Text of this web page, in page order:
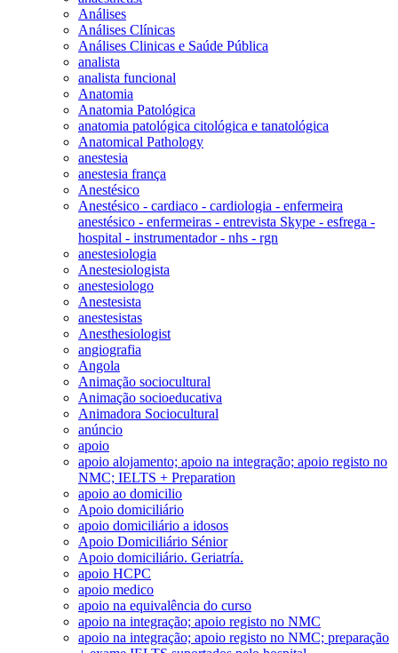
Análises
Análises Clínicas
Análises Clinicas e Saúde Pública
analista
analista funcional
Anatomia
Anatomia Patológica
anatomia patológica citológica e tanatológica
Anatomical Pathology
anestesia
anestesia frança
Anestésico
Anestésico - cardiaco - cardiologia - enfermeira
anestésico - enfermeiras - entrevista Skype - esfrega -
hospital - instrumentador - nhs - rgn
anestesiologia
Anestesiologista
anestesiologo
Anestesista
anestesistas
Anesthesiologist
angiografia
Angola
Animação sociocultural
Animação socioeducativa
Animadora Sociocultural
anúncio
apoio
apoio alojamento; apoio na integração; apoio registo no
NMC; IELTS + Preparation
apoio ao domicilio
Apoio domiciliário
apoio domiciliário a idosos
Apoio Domiciliário Sénior
Apoio domiciliário. Geriatría.
apoio HCPC
apoio medico
apoio na equivalência do curso
apoio na integração; apoio registo no NMC
apoio na integração; apoio registo no NMC; preparação